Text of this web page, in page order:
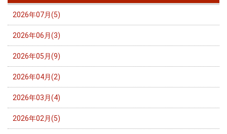
2026年07月(5)
2026年06月(3)
2026年05月(9)
2026年04月(2)
2026年03月(4)
2026年02月(5)